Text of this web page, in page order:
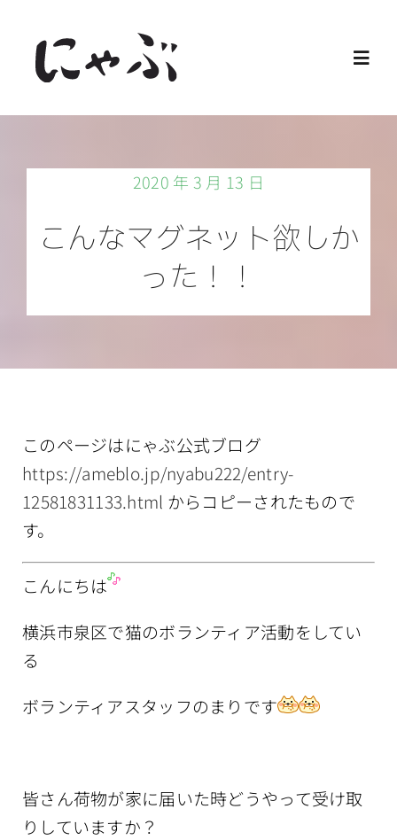
content
譲渡会
ご支援
2020 年 3 月 13 日
こんなマグネット欲しか
った！！
このページはにゃぶ公式ブログ
https://ameblo.jp/nyabu222/entry-
12581831133.html からコピーされたもので
す。
こんにちは
横浜市泉区で猫のボランティア活動をしてい
る
ボランティアスタッフのまりです
皆さん荷物が家に届いた時どうやって受け取
りしていますか？